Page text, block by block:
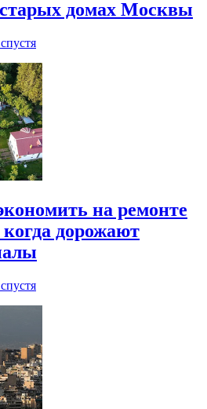
домах Москвы
на ремонте
дорожают